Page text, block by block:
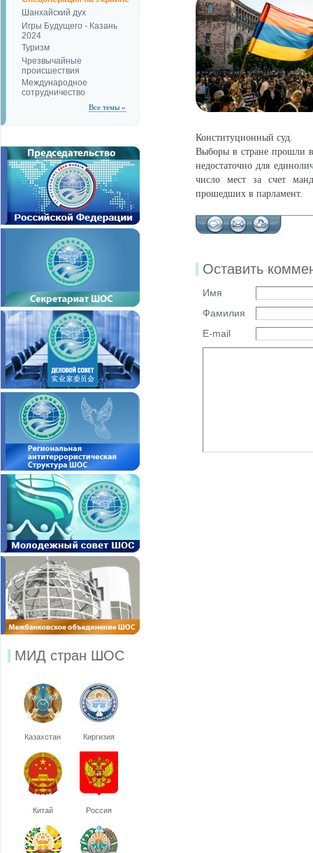
Шанхайский дух
Игры Будущего - Казань
2024
Туризм
Чрезвычайные
происшествия
Международное
сотрудничество
Все темы »
МИД стран ШОС
Казахстан Киргизия
Китай Россия
Конституционный суд.
Выборы в стране прошли в
недостаточно для
число мест за счет
прошедших в парламент.
Оставить
Имя
Фамилия
E-mail